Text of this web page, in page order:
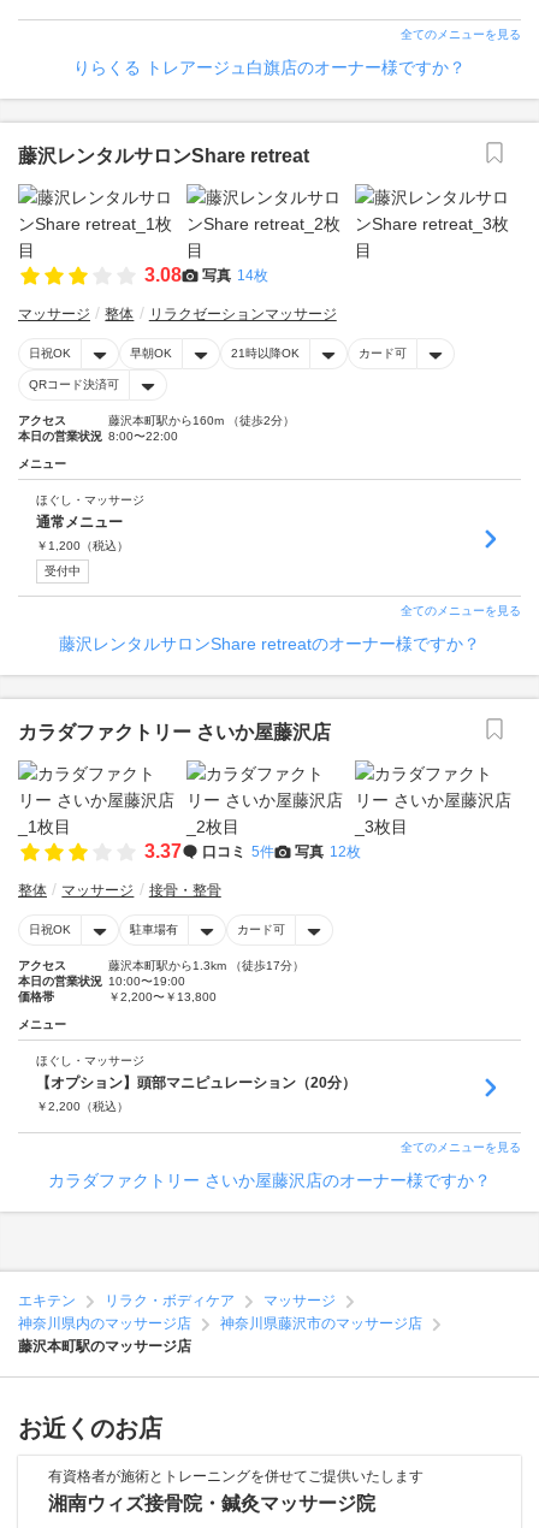
全てのメニューを見る
りらくる トレアージュ白旗店のオーナー様ですか？
藤沢レンタルサロンShare retreat
3.08 写真 14枚
マッサージ 整体 リラクゼーションマッサージ
日祝OK 早朝OK 21時以降OK カード可
QRコード決済可
アクセス
藤沢本町駅から160m （徒歩2分）
本日の営業状況 8:00〜22:00
メニュー
ほぐし・マッサージ
通常メニュー
￥ 1,200 （税込）
受付中
全てのメニューを見る
藤沢レンタルサロンShare retreatのオーナー様ですか？
カラダファクトリー さいか屋藤沢店
3.37 口コミ 5件 写真 12枚
整体 マッサージ 接骨・整骨
日祝OK 駐車場有 カード可
アクセス
藤沢本町駅から1.3km （徒歩17分）
本日の営業状況 10:00〜19:00
価格帯
￥2,200〜￥13,800
メニュー
ほぐし・マッサージ
【オプション】頭部マニピュレーション（20分）
￥2,200 （税込）
全てのメニューを見る
カラダファクトリー さいか屋藤沢店のオーナー様ですか？
エキテン リラク・ボディケア
マッサージ
神奈川県内のマッサージ店
神奈川県藤沢市のマッサージ店
藤沢本町駅のマッサージ店
お近くのお店
有資格者が施術とトレーニングを併せてご提供いたします
湘南ウィズ接骨院・鍼灸マッサージ院